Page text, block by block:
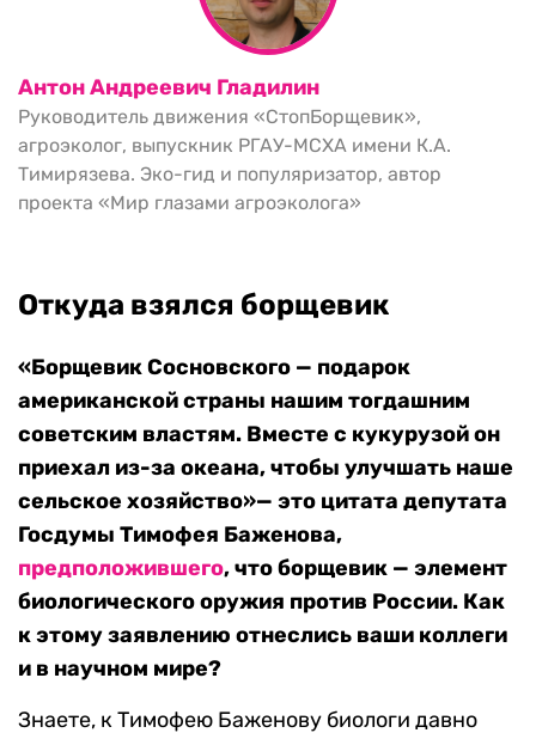
Антон Андреевич Гладилин
Руководитель движения «СтопБорщевик»,
агроэколог, выпускник РГАУ-МСХА имени К.А.
Тимирязева. Эко-гид и популяризатор, автор
проекта «Мир глазами агроэколога»
Откуда взялся борщевик
«Борщевик Сосновского — подарок
американской страны нашим тогдашним
советским властям. Вместе с кукурузой он
приехал из-за океана, чтобы улучшать наше
сельское хозяйство»— это цитата депутата
Госдумы Тимофея Баженова,
предположившего, что борщевик — элемент
биологического оружия против России. Как
к этому заявлению отнеслись ваши коллеги
и в научном мире?
Знаете, к Тимофею Баженову биологи давно